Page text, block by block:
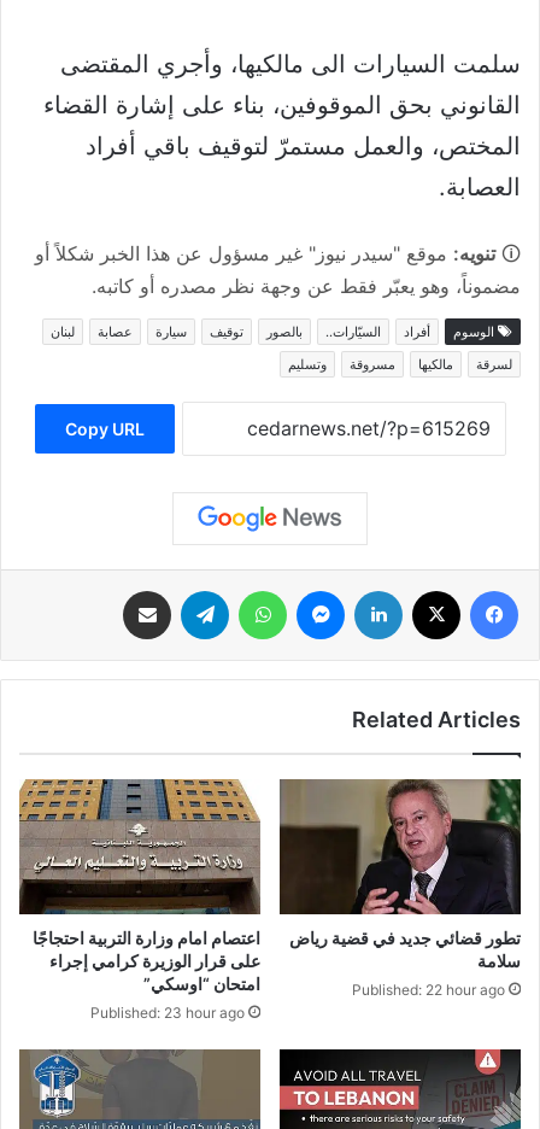
سلمت السيارات الى مالكيها، وأجري المقتضى
القانوني بحق الموقوفين، بناء على إشارة القضاء
المختص، والعمل مستمرّ لتوقيف باقي أفراد
العصابة.
🛈تنويه: موقع "سيدر نيوز" غير مسؤول عن هذا الخبر شكلاً أو
مضموناً، وهو يعبّر فقط عن وجهة نظر مصدره أو كاتبه.
الوسوم أفراد السيّارات.. بالصور توقيف سيارة عصابة
لبنان
لسرقة
مالكيها مسروقة وتسليم
Copy URL
فيسبوك لينكدإن ماسنجر واتساب تيلقرام
Related Articles
تطور قضائي جديد في قضية رياض
سلامة
Published: 22 hour ago
اعتصام امام وزارة التربية احتجاجًا
على قرار الوزيرة كرامي إجراء
امتحان “اوسكي”
Published: 23 hour ago